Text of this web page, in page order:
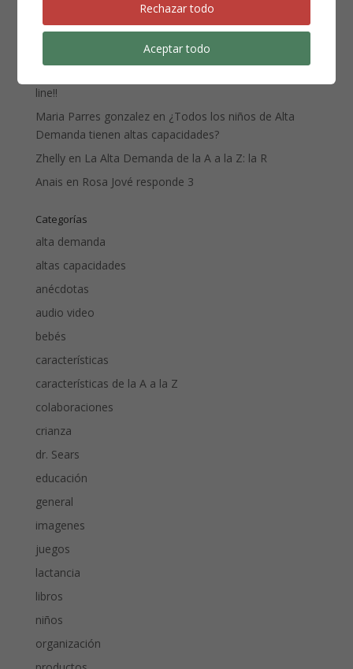
¿Todos los niños de Alta Demanda tienen
altas capacidades?
Montserrat Garcés VázquezenBebés de Alta
line!!
Maria Parres gonzalezen ¿Todos los niños de Alta
Demanda tienen altas capacidades?
Zhellyen La Alta Demanda de la A a la Z: la R
Anais en Rosa Jové responde 3
Categorías
alta demanda
altas capacidades
anécdotas
audio video
bebés
características
características de la A a la Z
colaboraciones
crianza
dr. Sears
educación
general
imagenes
juegos
lactancia
libros
niños
organización
Rechazar todo
Aceptar todo